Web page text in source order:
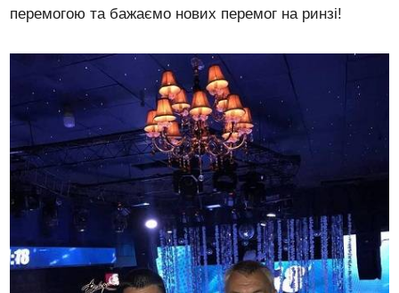
перемогою та бажаємо нових перемог на ринзі!